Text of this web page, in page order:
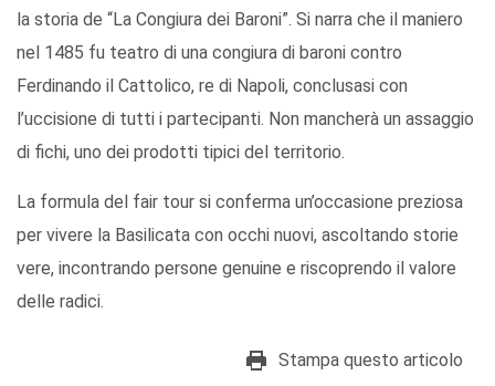
la storia de “La Congiura dei Baroni”. Si narra che il maniero
nel 1485 fu teatro di una congiura di baroni contro
Ferdinando il Cattolico, re di Napoli, conclusasi con
l’uccisione di tutti i partecipanti. Non mancherà un assaggio
di fichi, uno dei prodotti tipici del territorio.
La formula del fair tour si conferma un’occasione preziosa
per vivere la Basilicata con occhi nuovi, ascoltando storie
vere, incontrando persone genuine e riscoprendo il valore
delle radici.
Stampa questo articolo